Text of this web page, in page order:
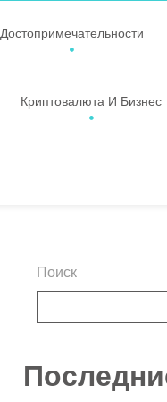
Достопримечательности
Криптовалюта И Бизнес
Поиск